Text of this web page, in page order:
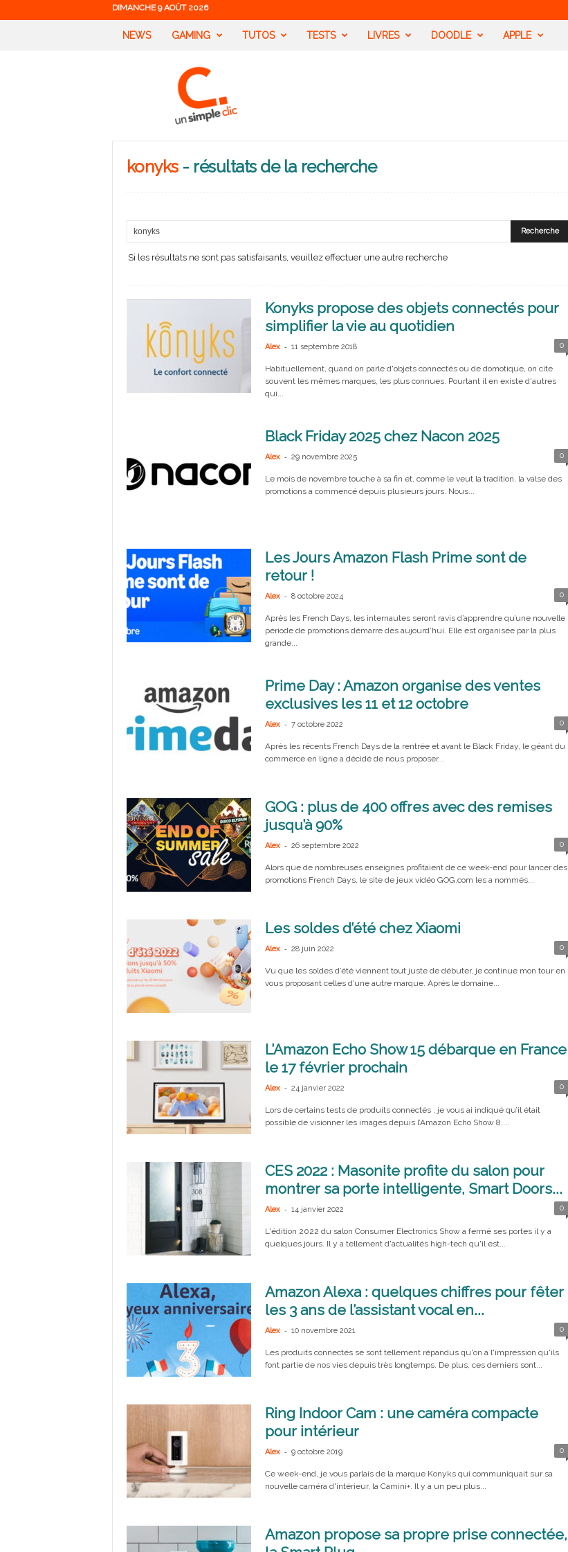
DIMANCHE 9 AOÛT 2026
NEWS GAMING TUTOS TESTS LIVRES DOODLE APPLE
konyks- résultats de la recherche
Si les résultats ne sont pas satisfaisants, veuillez effectuer une autre recherche
Konyks propose des objets connectés pour
simplifier la vie au quotidien
Alex - 11 septembre 2018 0
Habituellement, quand on parle d'objets connectés ou de domotique, on cite
souvent les mêmes marques, les plus connues. Pourtant il en existe d'autres
qui...
Black Friday 2025 chez Nacon 2025
Alex - 29 novembre 2025 0
Le mois de novembre touche à sa fin et, comme le veut la tradition, la valse des
promotions a commencé depuis plusieurs jours. Nous...
Les Jours Amazon Flash Prime sont de
retour !
Alex - 8 octobre 2024 0
Après les French Days, les internautes seront ravis d’apprendre qu’une nouvelle
période de promotions démarre dès aujourd’hui. Elle est organisée par la plus
grande...
Prime Day : Amazon organise des ventes
exclusives les 11 et 12 octobre
Alex - 7 octobre 2022 0
Après les récents French Days de la rentrée et avant le Black Friday, le géant du
commerce en ligne a décidé de nous proposer...
GOG : plus de 400 offres avec des remises
jusqu’à 90%
Alex - 26 septembre 2022 0
Alors que de nombreuses enseignes profitaient de ce week-end pour lancer des
promotions French Days, le site de jeux vidéo GOG.com les a nommés...
Les soldes d’été chez Xiaomi
Alex - 28 juin 2022 0
Vu que les soldes d’été viennent tout juste de débuter, je continue mon tour en
vous proposant celles d’une autre marque. Après le domaine...
L’Amazon Echo Show 15 débarque en France
le 17 février prochain
Alex - 24 janvier 2022 0
Lors de certains tests de produits connectés , je vous ai indiqué qu’il était
possible de visionner les images depuis l’Amazon Echo Show 8....
CES 2022 : Masonite profite du salon pour
montrer sa porte intelligente, Smart Doors...
Alex - 14 janvier 2022 0
L'édition 2022 du salon Consumer Electronics Show a fermé ses portes il y a
quelques jours. Il y a tellement d'actualités high-tech qu'il est...
Amazon Alexa : quelques chiffres pour fêter
les 3 ans de l’assistant vocal en...
Alex - 10 novembre 2021 0
Les produits connectés se sont tellement répandus qu'on a l'impression qu'ils
font partie de nos vies depuis très longtemps. De plus, ces derniers sont...
Ring Indoor Cam : une caméra compacte
pour intérieur
Alex - 9 octobre 2019 0
Ce week-end, je vous parlais de la marque Konyks qui communiquait sur sa
nouvelle caméra d'intérieur, la Camini+. Il y a un peu plus...
Amazon propose sa propre prise connectée,